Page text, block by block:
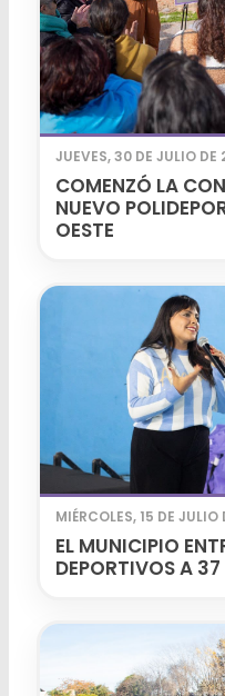
JUEVES, 30 DE JULIO DE
COMENZÓ LA
NUEVO
OESTE
MIÉRCOLES, 15 DE JULIO
EL MUNICIPIO
DEPORTIVOS A 37